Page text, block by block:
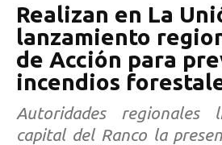
Realizan en La
lanzamiento
de Acción para
incendios
Autoridades
capital del Ranco la